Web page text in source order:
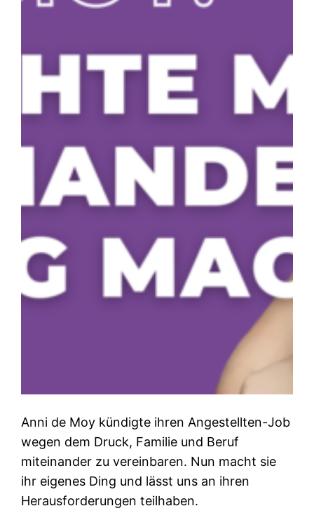
Anni de Moy kündigte ihren Angestellten-Job
wegen dem Druck, Familie und Beruf
miteinander zu vereinbaren. Nun macht sie
ihr eigenes Ding und lässt uns an ihren
Herausforderungen teilhaben.